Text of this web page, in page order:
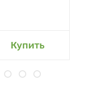
Купить